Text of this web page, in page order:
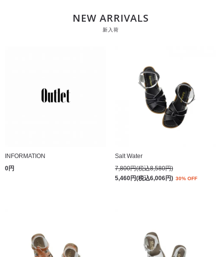
NEW ARRIVALS
新入荷
INFORMATION
0円
Salt Water
7,800円(税込8,580円)
5,460円(税込6,006円) 30% OFF